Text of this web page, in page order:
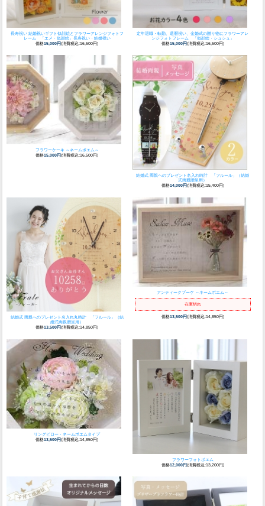
長寿祝い 結婚祝いギフト似顔絵とフラワーアレンジフォトフ
レーム 「エメ・似顔絵」長寿祝い・結婚祝い
価格15,000円(消費税込:16,500円)
定年退職・転勤、還暦祝い、金婚式の贈り物にフラワーアレ
ンジフォトフレーム 「似顔絵・シュシュ」
価格15,000円(消費税込:16,500円)
フラワーケーキ ～ネームポエム～
価格15,000円(消費税込:16,500円)
結婚式 両親へのプレゼント名入れ時計 「フルール」（結婚
式両親贈呈用）
価格14,000円(消費税込:15,400円)
結婚式 両親へのプレゼント名入れ丸時計 「フルール」（結
婚式両親贈呈用）
価格13,500円(消費税込:14,850円)
アンティークブーケ ～ネームポエム～
在庫切れ
価格13,500円(消費税込:14,850円)
リングピロー・ネームポエムタイプ
価格13,500円(消費税込:14,850円)
フラワーフォトポエム
価格12,000円(消費税込:13,200円)